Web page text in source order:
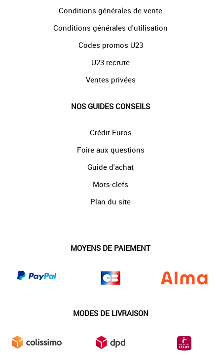
Conditions générales de vente
Conditions générales d'utilisation
Codes promos U23
U23 recrute
Ventes privées
NOS GUIDES CONSEILS
Crédit Euros
Foire aux questions
Guide d'achat
Mots-clefs
Plan du site
MOYENS DE PAIEMENT
MODES DE LIVRAISON